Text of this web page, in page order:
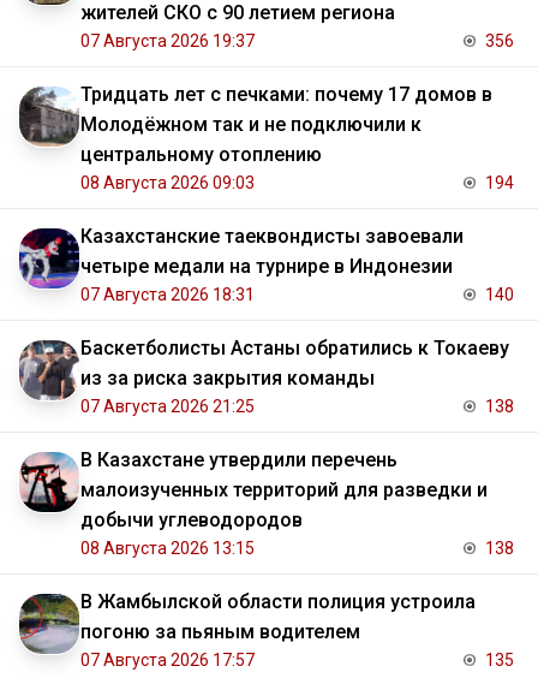
жителей СКО с 90 летием региона
07 Августа 2026 19:37 356
Тридцать лет с печками: почему 17 домов в
Молодёжном так и не подключили к
центральному отоплению
08 Августа 2026 09:03 194
Казахстанские таеквондисты завоевали
четыре медали на турнире в Индонезии
07 Августа 2026 18:31 140
Баскетболисты Астаны обратились к Токаеву
из за риска закрытия команды
07 Августа 2026 21:25 138
В Казахстане утвердили перечень
малоизученных территорий для разведки и
добычи углеводородов
08 Августа 2026 13:15 138
В Жамбылской области полиция устроила
погоню за пьяным водителем
07 Августа 2026 17:57 135